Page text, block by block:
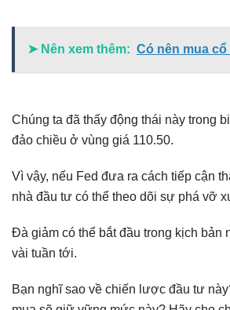
➤ Nên xem thêm: Có nên mua
Chúng ta đã thấy động thái này trong
đảo chiều ở vùng giá 110.50.
Vì vậy, nếu Fed đưa ra cách tiếp cận
nhà đầu tư có thể theo dõi sự phá vỡ
Đà giảm có thể bắt đầu trong kịch bản
vài tuần tới.
Bạn nghĩ sao về chiến lược đầu tư